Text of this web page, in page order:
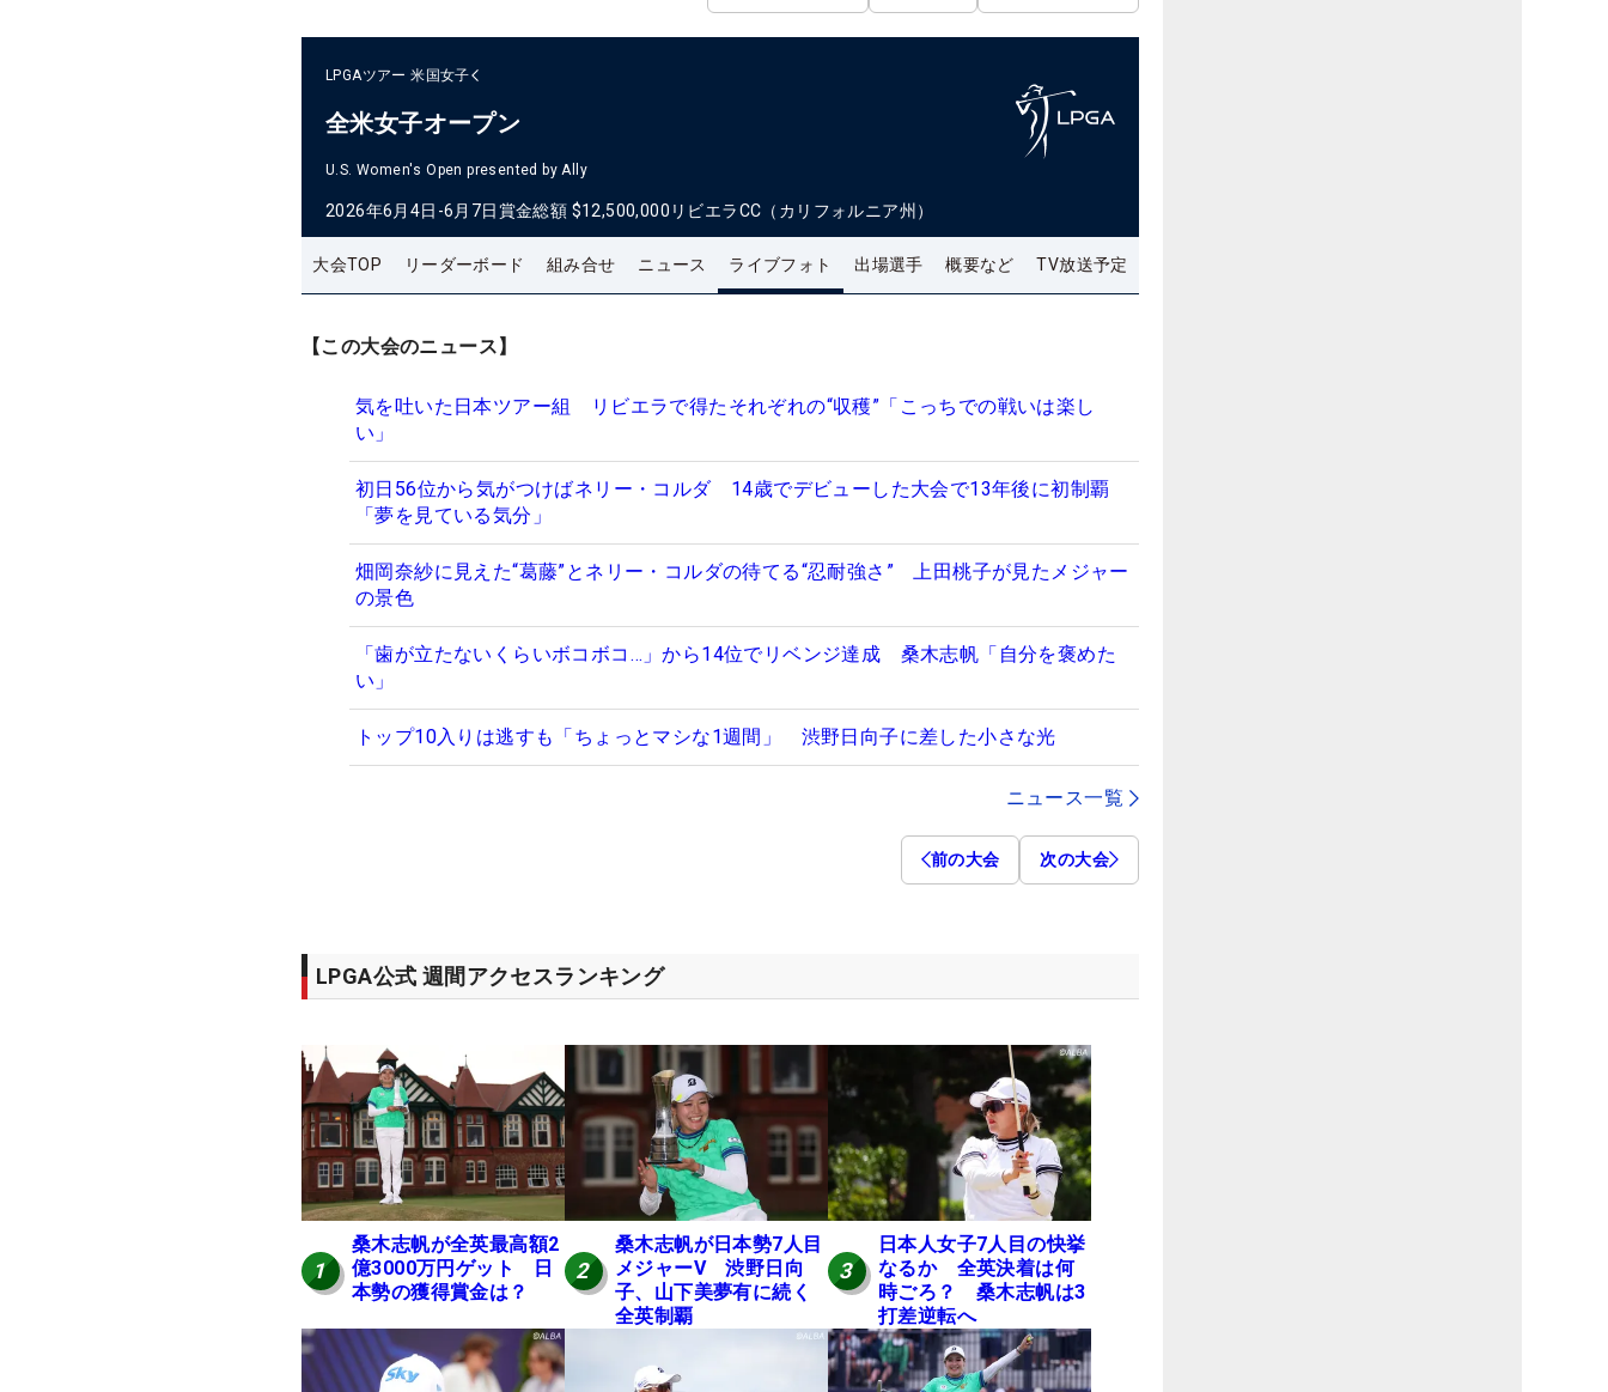
LPGAツアー 米国女子
全米女子オープン
U.S. Women's Open presented by Ally
2026年6月4日-6月7日賞金総額 $12,500,000 リビエラCC（カリフォルニア州）
大会TOP リーダーボード 組み合せ ニュース ライブフォト 出場選手 概要など TV放送予定
【この大会のニュース】
気を吐いた日本ツアー組 リビエラで得たそれぞれの“収穫”「こっちでの戦いは楽し
い」
初日56位から気がつけばネリー・コルダ 14歳でデビューした大会で13年後に初制覇
「夢を見ている気分」
畑岡奈紗に見えた“葛藤”とネリー・コルダの待てる“忍耐強さ” 上田桃子が見たメジャー
の景色
「歯が立たないくらいボコボコ…」から14位でリベンジ達成 桑木志帆「自分を褒めた
い」
トップ10入りは逃すも「ちょっとマシな1週間」 渋野日向子に差した小さな光
ニュース一覧
前の大会 次の大会
LPGA公式 週間アクセスランキング
1
桑木志帆が全英最高額2
億3000万円ゲット 日
本勢の獲得賞金は？
2
桑木志帆が日本勢7人目
メジャーV 渋野日向
子、山下美夢有に続く
全英制覇
3
日本人女子7人目の快挙
なるか 全英決着は何
時ごろ？ 桑木志帆は3
打差逆転へ